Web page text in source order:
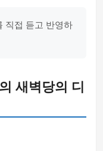
직접 듣고 반영하
새벽당의 디